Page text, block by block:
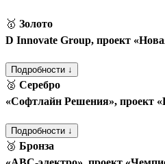
🥇 Золото
D Innovate Group, проект
Подробности ↓
🥈 Серебро
«Софтлайн Решения», проект
Подробности ↓
🥉 Бронза